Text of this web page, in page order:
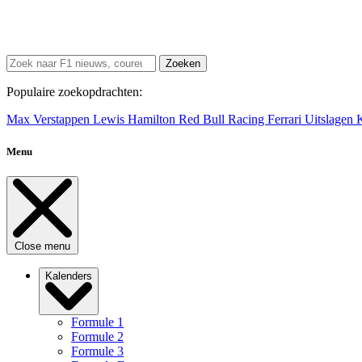
Zoeken
Populaire zoekopdrachten:
Max Verstappen Lewis Hamilton Red Bull Racing Ferrari Uitslagen
Menu
Close menu
Kalenders
Formule 1
Formule 2
Formule 3